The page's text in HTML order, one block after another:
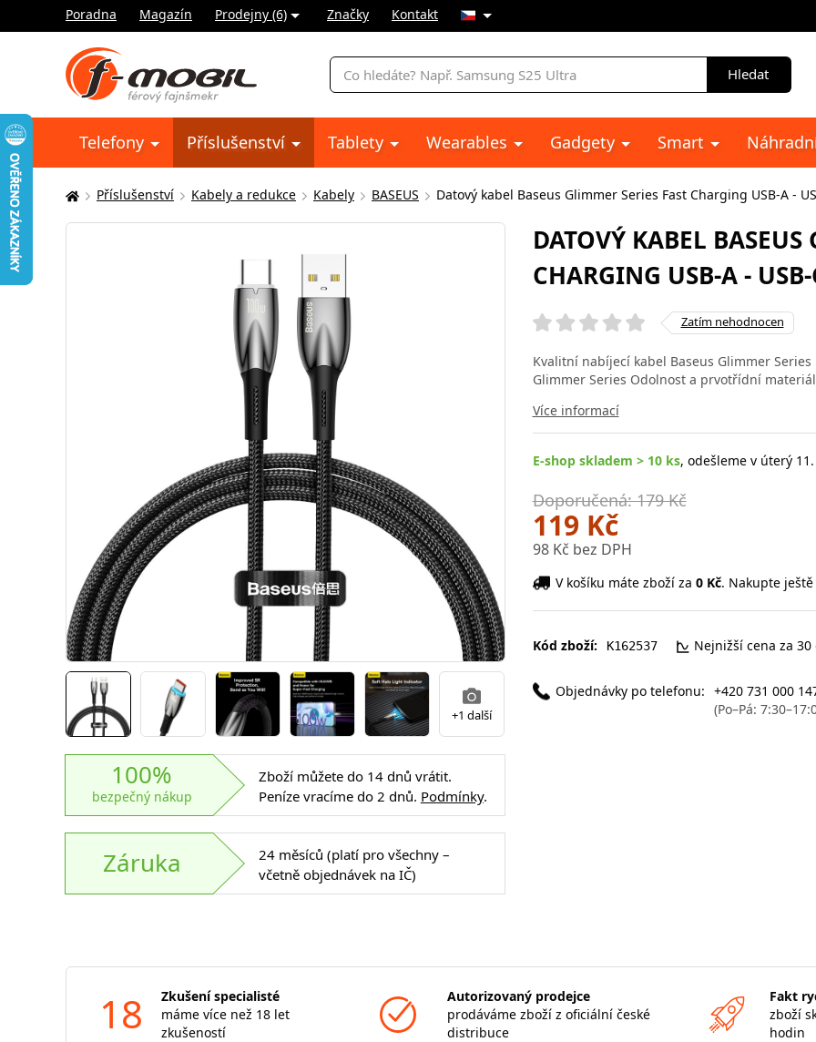
Poradna Magazín Prodejny (6) Značky Kontakt
Vyhledávání
Hledat
Telefony Příslušenství Tablety Wearables Gadgety Smart
Zde
se
Příslušenství Kabely a redukce Kabely BASEUS Datový kabel Baseus Glimmer Series Fast Charging USB-A -
+1 další
100%
bezpečný nákup
Zboží můžete do 14 dnů vrátit.
Peníze vracíme do 2 dnů. Podmínky.
Záruka
24 měsíců (platí pro všechny –
včetně objednávek na IČ)
DATOVÝ KABEL BASEUS
CHARGING USB-A -
Zatím nehodnocen
Kvalitní nabíjecí kabel Baseus Glimmer
Glimmer Series Odolnost a prvotřídní
Více informací
E-shop skladem > 10 ks, odešleme v úterý 11.
Doporučená: 179 Kč
119 Kč
98 Kč bez DPH
V košíku máte zboží za 0 Kč. Nakupte ještě
Kód zboží: K162537 Nejnižší cena za 30
Objednávky po telefonu: +420 731 000
(Po–Pá:
18
Zkušení specialisté
máme více než 18 let
zkušeností
Autorizovaný prodejce
prodáváme zboží z oficiální české
distribuce
Fakt
zboží
hodin